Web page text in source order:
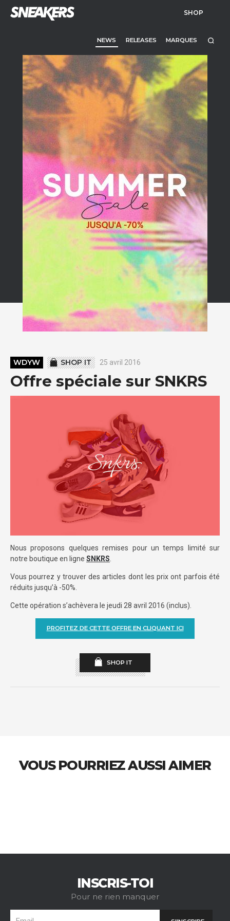
SHOP
NEWS RELEASES MARQUES
WDYW SHOP IT 25 avril 2016
Offre spéciale sur SNKRS
Nous proposons quelques remises pour un temps limité sur
notre boutique en ligne SNKRS
Vous pourrez y trouver des articles dont les prix ont parfois été
réduits jusqu’à -50%.
Cette opération s’achèvera le jeudi 28 avril 2016 (inclus).
PROFITEZ DE CETTE OFFRE EN CLIQUANT ICI
SHOP IT
VOUS POURRIEZ AUSSI AIMER
INSCRIS-TOI
Pour ne rien manquer